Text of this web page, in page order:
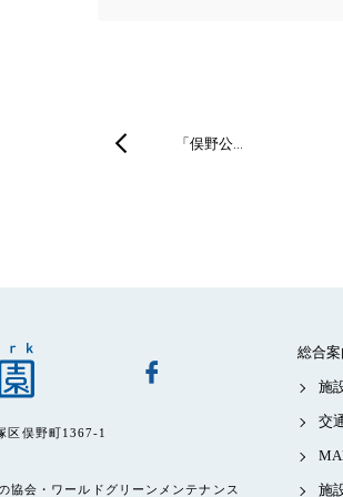
「俣野公…
俣野町1367-1
協会・ワールドグリーンメンテナンス
総合案
施
交
施